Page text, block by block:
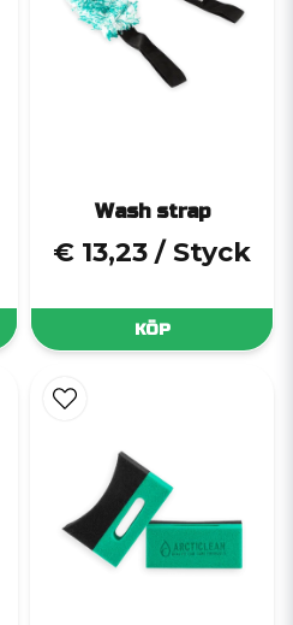
Wash strap
€ 13,23 / Styck
KÖP